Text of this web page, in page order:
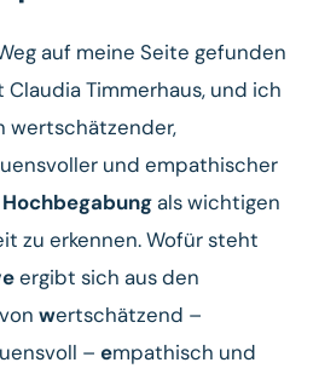
auf meine Seite gefunden
Claudia Timmerhaus, und ich
wertschätzender,
und empathischer
Hochbegabungals wichtigen
zu erkennen. Wofür steht
ergibt sich aus den
wertschätzend –
– empathisch und